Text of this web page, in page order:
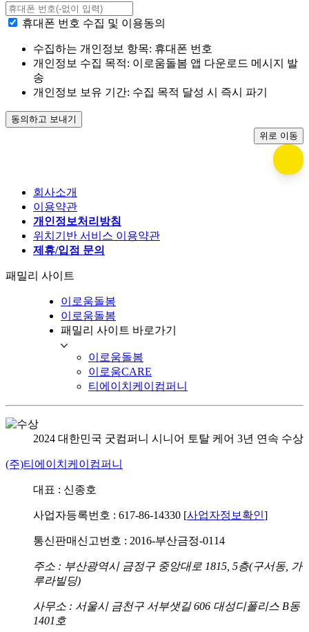
휴대폰 번호 수집 및 이용동의
수집하는 개인정보 항목: 휴대폰 번호
개인정보 수집 목적: 이로움돌봄 앱 다운로드 메시지 발
송
개인정보 보유 기간: 수집 목적 달성 시 즉시 파기
동의하고 보내기
위로 이동
회사소개
이용약관
개인정보처리방침
위치기반 서비스 이용약관
제휴/입점 문의
패밀리 사이트
이로움돌봄
이로움돌봄
패밀리 사이트 바로가기
이로움돌봄
이로움CARE
티에이치케이컴퍼니
2024 대한민국 굿컴퍼니 시니어 토탈 케어 3년 연속 수상
(주)티에이치케이컴퍼니
대표 : 신종호
사업자등록번호 : 617-86-14330 [사업자정보확인]
통신판매신고번호 : 2016-부산금정-0114
주소 : 부산광역시 금정구 중앙대로 1815, 5층(구서동, 가
루라빌딩)
사무소 : 서울시 금천구 서부샛길 606 대성디폴리스 B동
1401호